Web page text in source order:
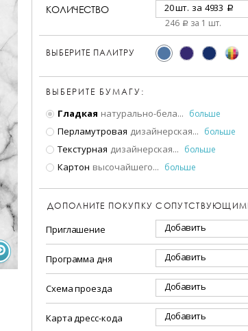
КОЛИЧЕСТВО 20 шт. за 4933 a
246 a за 1 шт.
ВЫБЕРИТЕ ПАЛИТРУ
ВЫБЕРИТЕ БУМАГУ:
Гладкая натурально-бела... больше
Перламутровая дизайнерская... больше
Текстурная дизайнерская... больше
Картон высочайшего... больше
ДОПОЛНИТЕ ПОКУПКУ
Приглашение Добавить
Программа дня Добавить
Схема проезда Добавить
Карта дресс-кода Добавить